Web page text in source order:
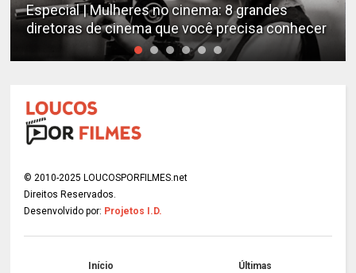
Especial | Mulheres no cinema: 8 grandes
diretoras de cinema que você precisa conhecer
© 2010-2025 LOUCOSPORFILMES.net
Direitos Reservados.
Desenvolvido por: Projetos I.D.
Início Últimas